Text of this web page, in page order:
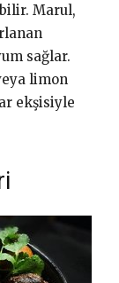
Marul,
sağlar.
limon
ekşisiyle